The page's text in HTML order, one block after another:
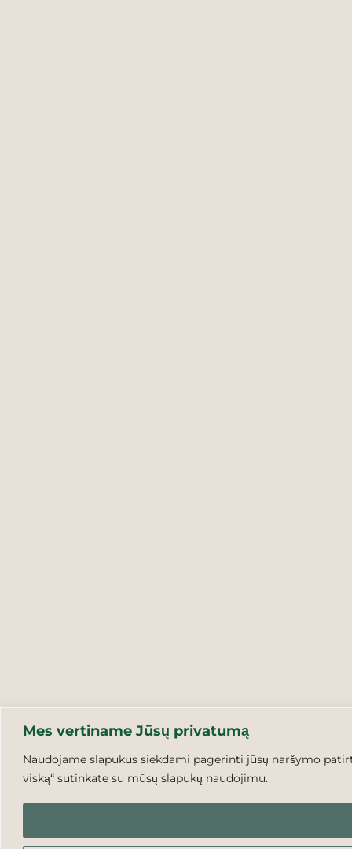
Mes vertiname Jūsų privatumą
Naudojame slapukus siekdami pagerinti jūsų naršymo
viską“ sutinkate su mūsų slapukų naudojimu.